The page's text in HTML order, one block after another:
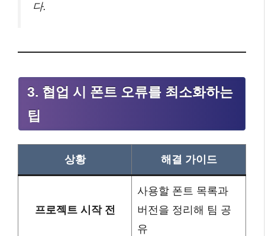
다.
3. 협업 시 폰트 오류를 최소화하는
팁
상황 해결 가이드
프로젝트 시작 전
사용할 폰트 목록과
버전을 정리해 팀 공
유